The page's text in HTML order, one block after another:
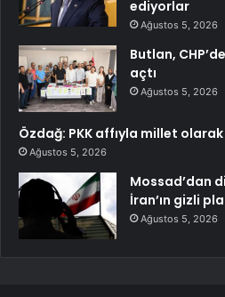
ediyorlar
Ağustos 5, 2026
Butlan,
açtı
Ağustos 5, 2026
Özdağ: PKK affıyla millet
Ağustos 5, 2026
Mossad’dan
İran’ın gizli
Ağustos 5, 2026